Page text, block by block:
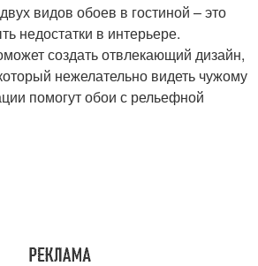
видов обоев в гостиной – это
недостатки в интерьере.
создать отвлекающий дизайн,
нежелательно видеть чужому
помогут обои с рельефной